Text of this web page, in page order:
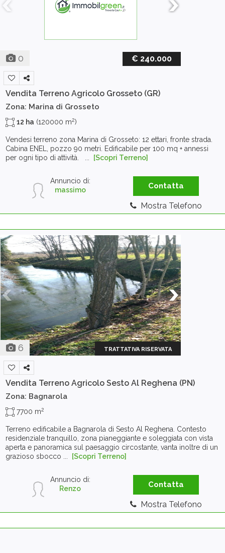
0 € 240.000
Vendita Terreno Agricolo Grosseto (GR)
Zona: Marina di Grosseto
12 ha (120000 m2)
Vendesi terreno zona Marina di Grosseto: 12 ettari, fronte strada.
Cabina ENEL, pozzo 90 metri. Edificabile per 100 mq + annessi
per ogni tipo di attività. ...
[Scopri Terreno]
Annuncio di:
massimo
Contatta
Mostra Telefono
6 TRATTATIVA RISERVATA
Vendita Terreno Agricolo Sesto Al Reghena (PN)
Zona: Bagnarola
7700 m2
Terreno edificabile a Bagnarola di Sesto Al Reghena. Contesto
residenziale tranquillo, zona pianeggiante e soleggiata con vista
aperta e panoramica sul paesaggio circostante, vanta inoltre di un
grazioso sbocco ...
[Scopri Terreno]
Annuncio di:
Renzo
Contatta
Mostra Telefono